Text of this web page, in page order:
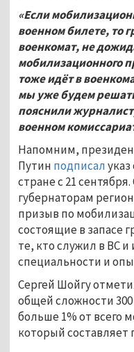
«Если
военном билете, то
военкомат, не
мобилизационного
тоже идёт в
мы уже будем
пояснили
военном
Напомним,
Путин подписал
стране с 21
губернаторам
призыв по
состоящие в запасе
те, кто служил в ВС
специальности и
Сергей Шойгу
общей сложности
больше 1% от всего
который составляет